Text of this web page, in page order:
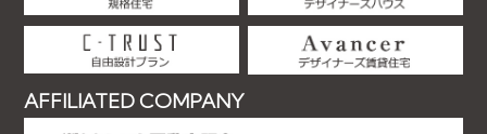
AFFILIATED COMPANY